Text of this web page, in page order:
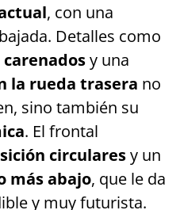
, con una
Detalles como
y una
la rueda trasera no
sino también su
. El frontal
circularesy un
más abajo, que le da
y muy futurista.